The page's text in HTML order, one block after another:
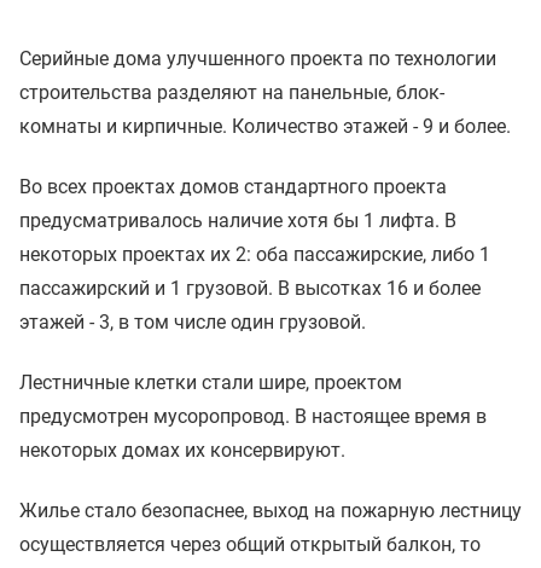
Серийные дома улучшенного проекта по технологии
строительства разделяют на панельные, блок-
комнаты и кирпичные. Количество этажей - 9 и более.
Во всех проектах домов стандартного проекта
предусматривалось наличие хотя бы 1 лифта. В
некоторых проектах их 2: оба пассажирские, либо 1
пассажирский и 1 грузовой. В высотках 16 и более
этажей - 3, в том числе один грузовой.
Лестничные клетки стали шире, проектом
предусмотрен мусоропровод. В настоящее время в
некоторых домах их консервируют.
Жилье стало безопаснее, выход на пожарную лестницу
осуществляется через общий открытый балкон, то